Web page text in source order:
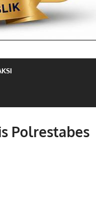
Polrestabes